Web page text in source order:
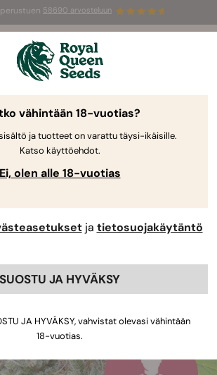
58690 arvosteluun
Widow Auto mag
vähintään 18-vuotias?
ja tuotteet on varattu täysi-ikäisille.
Katso käyttöehdot.
Ei, olen alle 18-vuotias
ja tietosuojakäytäntö
SUOSTU JA HYVÄKSY
JA HYVÄKSY, vahvistat olevasi vähintään
18-vuotias.